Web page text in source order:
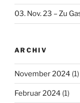
03. Nov. 23 – Zu
ARCHIV
November 2024 (1)
Februar 2024 (1)